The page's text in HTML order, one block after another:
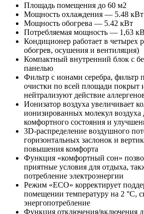
Площадь помещения до 60 м2
Мощность охлаждения — 5.48 кВт
Мощность обогрева — 5.42 кВт
Потребляемая мощность — 1,63
Кондиционер работает в четырех
обогрев, осушения и вентиляция)
Компактный внутренний блок с
панелью
Фильтр c ионами серебра, фильтр
очистки по всей площади покрыт
нейтрализуют действие
Ионизатор воздуха увеличивает
ионизированных молекул воздуха
комфортного состояния и
3D-распределение воздушного
горизонтальных заслонок и
повышения комфорта
Функция «комфортный сон»
приятные условия для отдыха,
потребление электроэнергии
Режим «ECO» корректирует
помещении температуру на 2 °С,
энергопотребление
Функция отключения/включения